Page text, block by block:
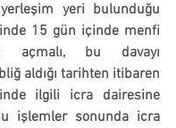
yerleşim yeri bulunduğu
15 gün içinde menfi
açmalı,
aldığı tarihten itibaren
ilgili icra dairesine
işlemler sonunda icra